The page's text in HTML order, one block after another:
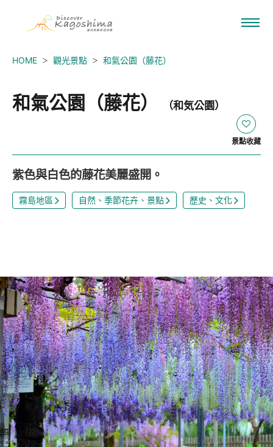
HOME 觀光景點 和氣公園（藤花）
和氣公園（藤花） （和気公園）
景點收藏
紫色與白色的藤花美麗盛開。
霧島地區 自然、季節花卉、景點 歷史、文化